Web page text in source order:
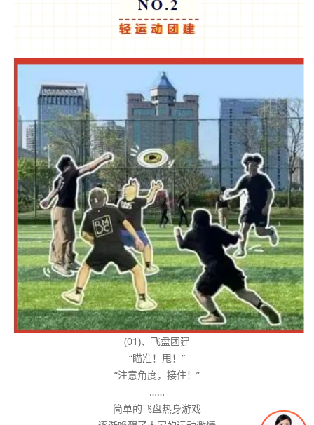
(01)、飞盘团建
“瞄准！甩！”
“注意角度，接住！”
……
简单的飞盘热身游戏